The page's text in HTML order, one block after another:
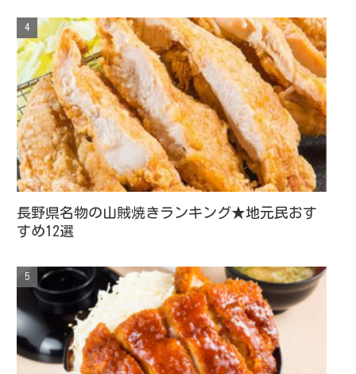
長野県名物の山賊焼きランキング★地元民おす
すめ12選